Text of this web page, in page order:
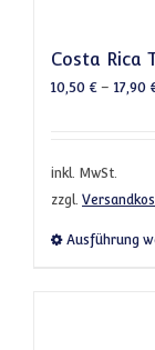
Costa Rica
10,50 €– 17,90
inkl. MwSt.
zzgl.
Ausführung